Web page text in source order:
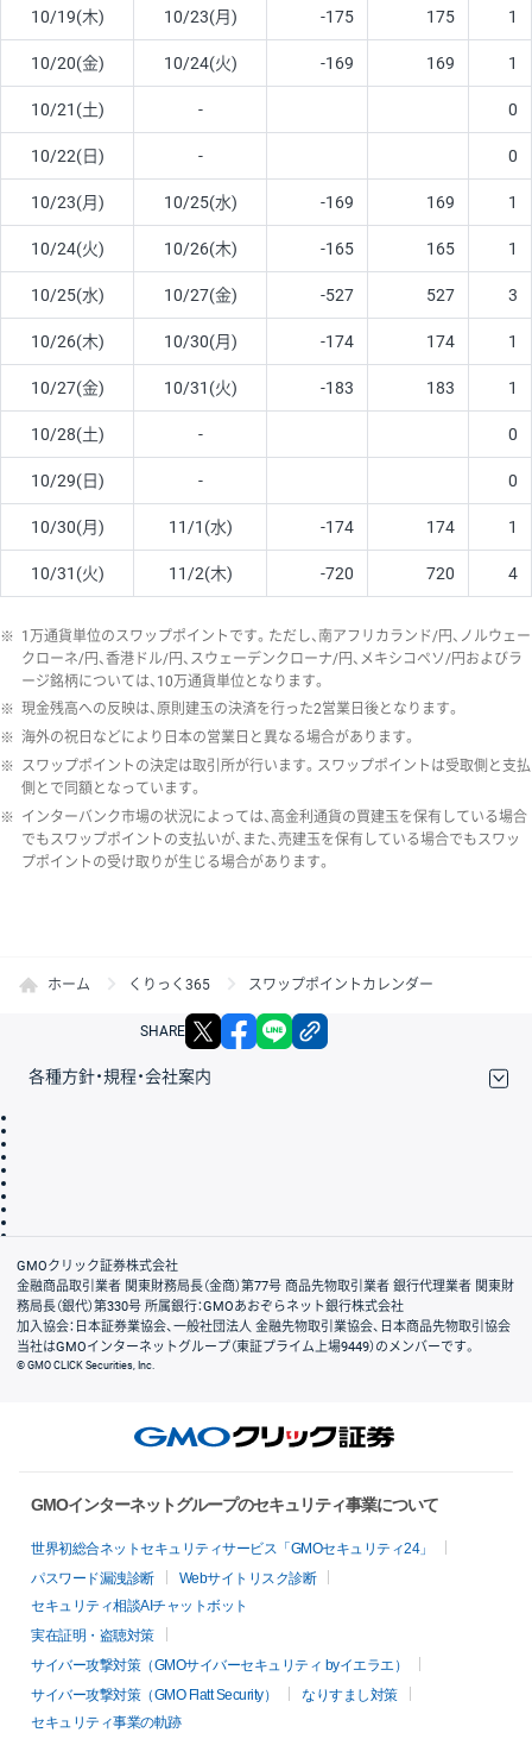
10/19(木) 10/23(月) -175 175 1
10/20(金) 10/24(火) -169 169 1
10/21(土) - 0
10/22(日) - 0
10/23(月) 10/25(水) -169 169 1
10/24(火) 10/26(木) -165 165 1
10/25(水) 10/27(金) -527 527 3
10/26(木) 10/30(月) -174 174 1
10/27(金) 10/31(火) -183 183 1
10/28(土) - 0
10/29(日) - 0
10/30(月) 11/1(水) -174 174 1
10/31(火) 11/2(木) -720 720 4
※ 1万通貨単位のスワップポイントです。ただし、南アフリカランド/円、ノルウェー
クローネ/円、香港ドル/円、スウェーデンクローナ/円、メキシコペソ/円およびラ
ージ銘柄については、10万通貨単位となります。
※ 現金残高への反映は、原則建玉の決済を行った2営業日後となります。
※ 海外の祝日などにより日本の営業日と異なる場合があります。
※ スワップポイントの決定は取引所が行います。スワップポイントは受取側と支払
側とで同額となっています。
※ インターバンク市場の状況によっては、高金利通貨の買建玉を保有している場合
でもスワップポイントの支払いが、また、売建玉を保有している場合でもスワッ
プポイントの受け取りが生じる場合があります。
ホーム くりっく365 スワップポイントカレンダー
SHARE X facebook
各種方針・規程・会社案内
会社案内
GMOクリック証券株式会社
金融商品取引業者 関東財務局長（金商）第77号 商品先物取引業者 銀行代理業者 関東財
務局長（銀代）第330号 所属銀行：GMOあおぞらネット銀行株式会社
加入協会：日本証券業協会、一般社団法人 金融先物取引業協会、日本商品先物取引協会
当社はGMOインターネットグループ（東証プライム上場9449）のメンバーです。
© GMO CLICK Securities, Inc.
GMOインターネットグループのセキュリティ事業について
世界初総合ネットセキュリティサービス「GMOセキュリティ24」
パスワード漏洩診断
Webサイトリスク診断
セキュリティ相談AIチャットボット
実在証明・盗聴対策
サイバー攻撃対策（GMOサイバーセキュリティ byイエラエ）
サイバー攻撃対策（GMO Flatt Security）
なりすまし対策
セキュリティ事業の軌跡